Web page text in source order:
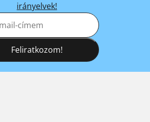
irányelvek!
Feliratkozom!